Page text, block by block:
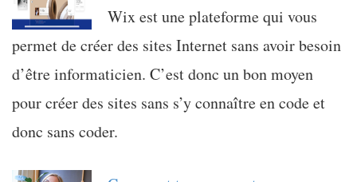
Wix est une plateforme qui vous
permet de créer des sites Internet sans avoir besoin
d’être informaticien. C’est donc un bon moyen
pour créer des sites sans s’y connaître en code et
donc sans coder.